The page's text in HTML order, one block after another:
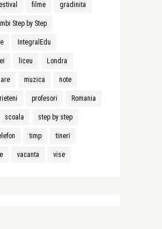
filme gradinita
Step by Step
IntegralEdu
liceu Londra
muzica note
profesori Romania
scoala step by step
timp tineri
vacanta vise